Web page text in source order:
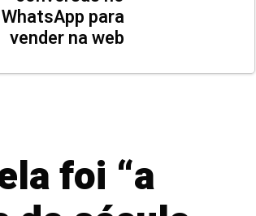
WhatsApp para
vender na web
foi “a